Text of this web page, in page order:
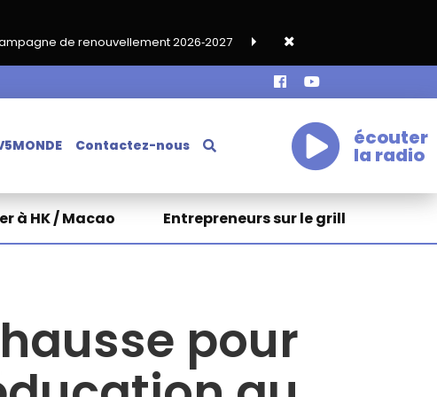
2026‑2027
Grand café de rentrée HKA le vendredi 18
Contactez-nous écouter
la radio
à HK / Macao Entrepreneurs sur le grill
pour